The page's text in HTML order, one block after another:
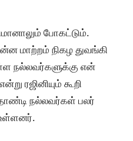
போகட்டும்.
மாற்றம் நிகழ துவங்கி
நல்லவர்களுக்கு என்
ரஜினியும் கூறி
நல்லவர்கள் பலர்